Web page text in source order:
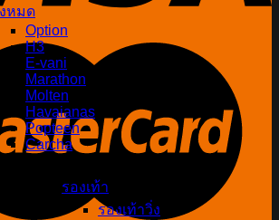
หมด
Option
H3
E-vani
Marathon
Molten
Havaianas
Popteen
Carcha
รองเท้า
รองเท้าวิ่ง